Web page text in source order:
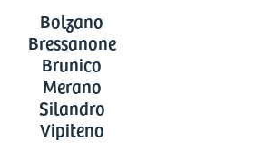
Bolzano
Bressanone
Brunico
Merano
Silandro
Vipiteno